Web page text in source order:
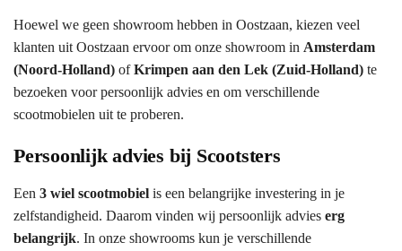
Hoewel we geen showroom hebben in Oostzaan, kiezen veel
klanten uit Oostzaan ervoor om onze showroom in Amsterdam
(Noord-Holland) ofKrimpen aan den Lek (Zuid-Holland) te
bezoeken voor persoonlijk advies en om verschillende
scootmobielen uit te proberen.
Persoonlijk advies bij Scootsters
Een 3 wiel scootmobiel is een belangrijke investering in je
zelfstandigheid. Daarom vinden wij persoonlijk advies erg
belangrijk. In onze showrooms kun je verschillende